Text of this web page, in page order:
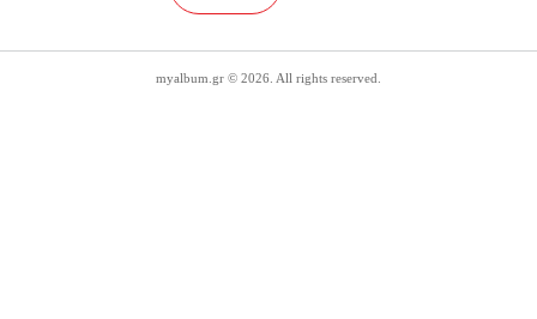
myalbum.gr © 2026. All rights reserved.